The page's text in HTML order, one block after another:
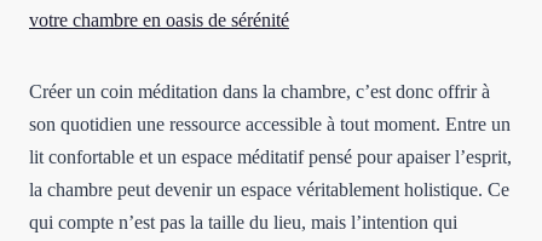
votre chambre en oasis de sérénité
Créer un coin méditation dans la chambre, c’est donc offrir à
son quotidien une ressource accessible à tout moment. Entre un
lit confortable et un espace méditatif pensé pour apaiser l’esprit,
la chambre peut devenir un espace véritablement holistique. Ce
qui compte n’est pas la taille du lieu, mais l’intention qui